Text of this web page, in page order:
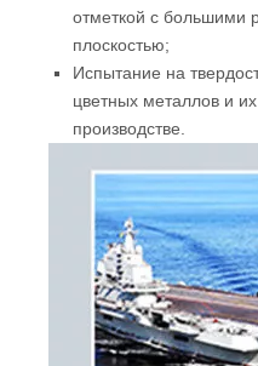
отметкой с большими
плоскостью;
Испытание на
цветных металлов и
производстве.